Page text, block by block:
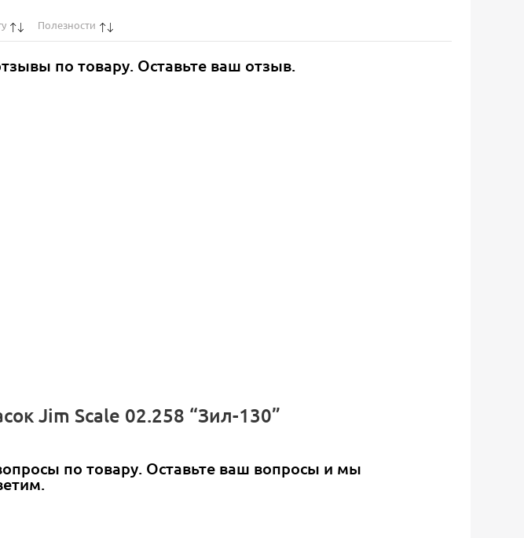
Полезности
по товару. Оставьте ваш отзыв.
Jim Scale 02.258 “Зил-130”
по товару. Оставьте ваш вопросы и мы